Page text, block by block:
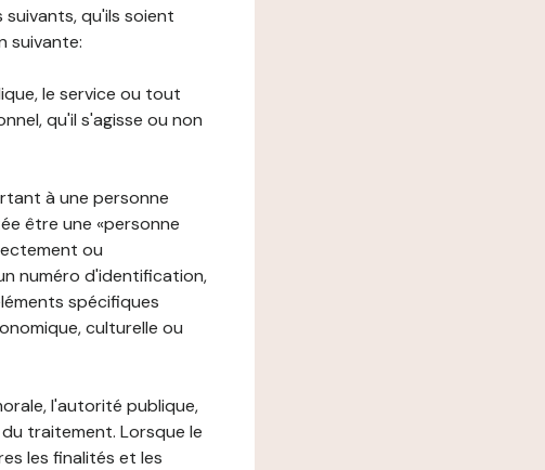
qu'ils soient
suivante:
le service ou tout
qu'il s'agisse ou non
à une personne
être une «personne
ou
numéro d'identification,
spécifiques
culturelle ou
l'autorité publique,
traitement. Lorsque le
les finalités et les